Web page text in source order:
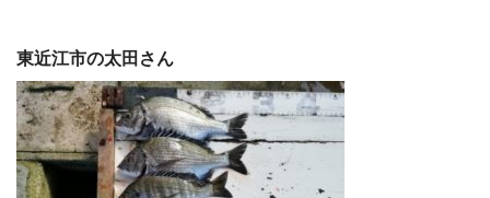
東近江市の太田さん